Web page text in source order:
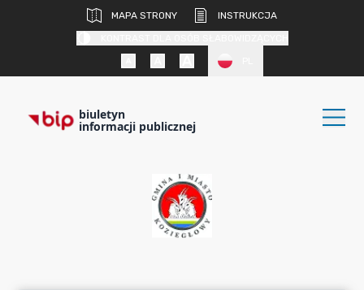
MAPA STRONY
INSTRUKCJA
biuletyn
informacji publicznej